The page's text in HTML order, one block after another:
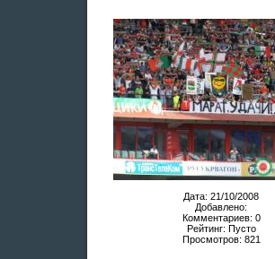
Дата: 21/10/2008
Добавлено:
Комментариев: 0
Рейтинг: Пусто
Просмотров: 821